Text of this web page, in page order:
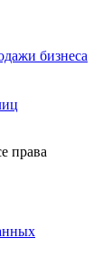
бизнеса
права